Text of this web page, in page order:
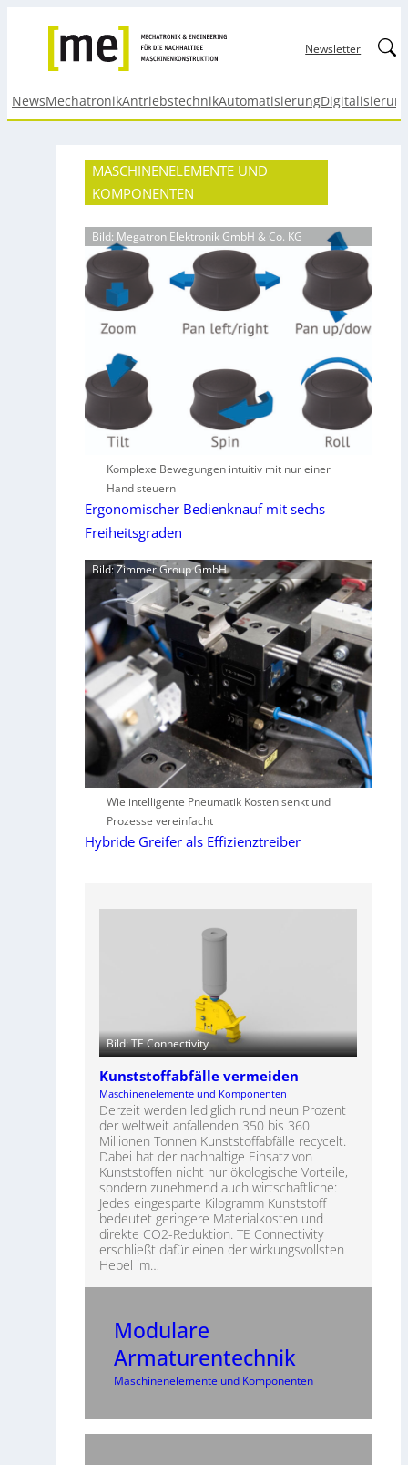
Newsletter
NewsMechatronikAntriebstechnikAutomatisierung
MASCHINENELEMENTE UND
KOMPONENTEN
Bild: Megatron Elektronik GmbH & Co. KG
Komplexe Bewegungen intuitiv mit nur einer
Hand steuern
Ergonomischer Bedienknauf mit sechs
Freiheitsgraden
Bild: Zimmer Group GmbH
Wie intelligente Pneumatik Kosten senkt und
Prozesse vereinfacht
Hybride Greifer als Effizienztreiber
Bild: TE Connectivity
Kunststoffabfälle vermeiden
Maschinenelemente und Komponenten
Derzeit werden lediglich rund neun Prozent
der weltweit anfallenden 350 bis 360
Millionen Tonnen Kunststoffabfälle recycelt.
Dabei hat der nachhaltige Einsatz von
Kunststoffen nicht nur ökologische Vorteile,
sondern zunehmend auch wirtschaftliche:
Jedes eingesparte Kilogramm Kunststoff
bedeutet geringere Materialkosten und
direkte CO2-Reduktion. TE Connectivity
erschließt dafür einen der wirkungsvollsten
Hebel im…
Modulare
Armaturentechnik
Maschinenelemente und Komponenten